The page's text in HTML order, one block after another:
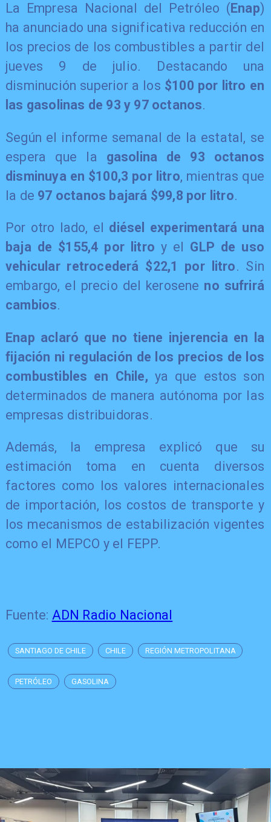
La Empresa Nacional del Petróleo (Enap)
ha anunciado una significativa reducción en
los precios de los combustibles a partir del
jueves 9 de julio. Destacando una
disminución superior a los $100 por litro en
las gasolinas de 93 y 97 octanos.
Según el informe semanal de la estatal, se
espera que la gasolina de 93 octanos
disminuya en $100,3 por litro, mientras que
la de 97 octanos bajará $99,8 por litro.
Por otro lado, el diésel experimentará una
baja de $155,4 por litro y el GLP de uso
vehicular retrocederá $22,1 por litro. Sin
embargo, el precio del kerosene no sufrirá
cambios.
Enap aclaró que no tiene injerencia en la
fijación ni regulación de los precios de los
combustibles en Chile, ya que estos son
determinados de manera autónoma por las
empresas distribuidoras.
Además, la empresa explicó que su
estimación toma en cuenta diversos
factores como los valores internacionales
de importación, los costos de transporte y
los mecanismos de estabilización vigentes
como el MEPCO y el FEPP.
Fuente: ADN Radio Nacional
SANTIAGO DE CHILE CHILE REGIÓN METROPOLITANA
PETRÓLEO GASOLINA